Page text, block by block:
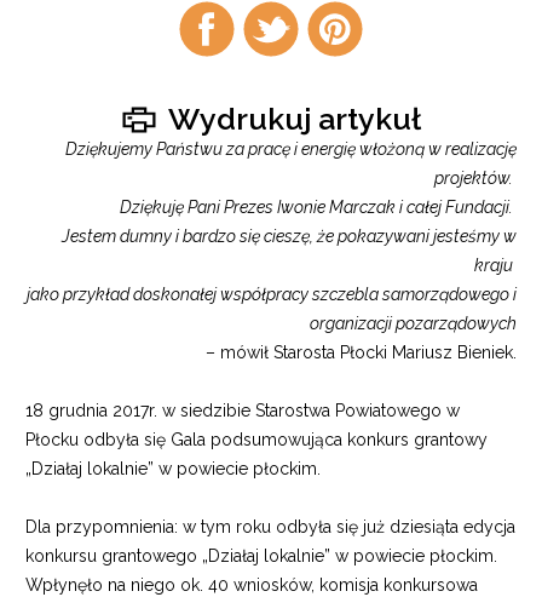
Udostępnij
na
facebook
Udostępnij
na
twitter
Udostępnij
na
pintrest
Wydrukuj artykuł
Dziękujemy Państwu za pracę i energię włożoną w realizację
projektów.
Dziękuję Pani Prezes Iwonie Marczak i całej Fundacji.
Jestem dumny i bardzo się cieszę, że pokazywani jesteśmy w
kraju
jako przykład doskonałej współpracy szczebla samorządowego i
organizacji pozarządowych
– mówił Starosta Płocki Mariusz Bieniek.
18 grudnia 2017r. w siedzibie Starostwa Powiatowego w
Płocku odbyła się Gala podsumowująca konkurs grantowy
„Działaj lokalnie” w powiecie płockim.
Dla przypomnienia: w tym roku odbyła się już dziesiąta edycja
konkursu grantowego „Działaj lokalnie” w powiecie płockim.
Wpłynęło na niego ok. 40 wniosków, komisja konkursowa